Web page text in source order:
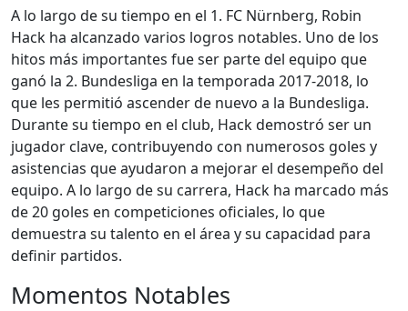
A lo largo de su tiempo en el 1. FC Nürnberg, Robin
Hack ha alcanzado varios logros notables. Uno de los
hitos más importantes fue ser parte del equipo que
ganó la 2. Bundesliga en la temporada 2017-2018, lo
que les permitió ascender de nuevo a la Bundesliga.
Durante su tiempo en el club, Hack demostró ser un
jugador clave, contribuyendo con numerosos goles y
asistencias que ayudaron a mejorar el desempeño del
equipo. A lo largo de su carrera, Hack ha marcado más
de 20 goles en competiciones oficiales, lo que
demuestra su talento en el área y su capacidad para
definir partidos.
Momentos Notables